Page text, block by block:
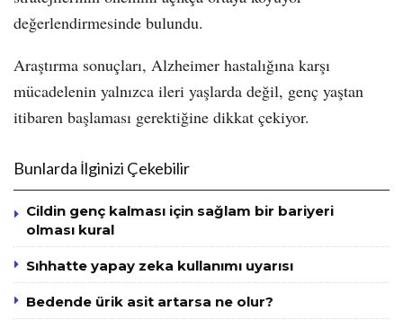
değerlendirmesinde bulundu.
Araştırma sonuçları, Alzheimer hastalığına karşı
mücadelenin yalnızca ileri yaşlarda değil, genç yaştan
itibaren başlaması gerektiğine dikkat çekiyor.
Bunlarda İlginizi Çekebilir
Cildin genç kalması için sağlam bir bariyeri
olması kural
Sıhhatte yapay zeka kullanımı uyarısı
Bedende ürik asit artarsa ne olur?